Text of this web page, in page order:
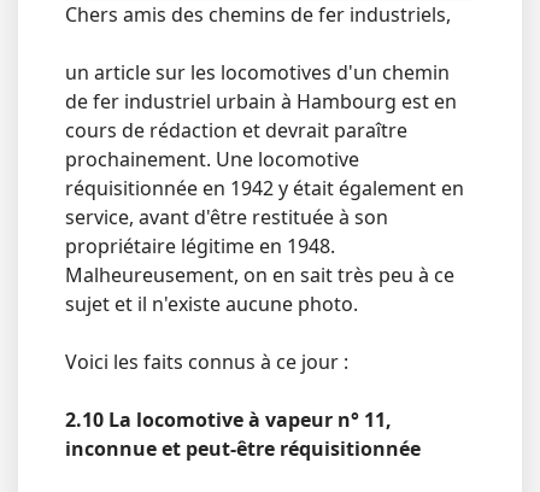
Chers amis des chemins de fer industriels,
un article sur les locomotives d'un chemin
de fer industriel urbain à Hambourg est en
cours de rédaction et devrait paraître
prochainement. Une locomotive
réquisitionnée en 1942 y était également en
service, avant d'être restituée à son
propriétaire légitime en 1948.
Malheureusement, on en sait très peu à ce
sujet et il n'existe aucune photo.
Voici les faits connus à ce jour :
2.10 La locomotive à vapeur n° 11,
inconnue et peut-être réquisitionnée